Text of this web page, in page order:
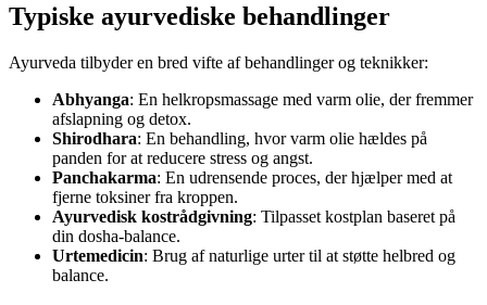
Typiske ayurvediske behandlinger
Ayurveda tilbyder en bred vifte af behandlinger og teknikker:
Abhyanga: En helkropsmassage med varm olie, der fremmer
afslapning og detox.
Shirodhara: En behandling, hvor varm olie hældes på
panden for at reducere stress og angst.
Panchakarma: En udrensende proces, der hjælper med at
fjerne toksiner fra kroppen.
Ayurvedisk kostrådgivning: Tilpasset kostplan baseret på
din dosha-balance.
Urtemedicin: Brug af naturlige urter til at støtte helbred og
balance.